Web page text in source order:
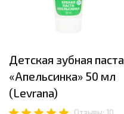
Детская зубная паста
«Апельсинка» 50 мл
(Levrana)